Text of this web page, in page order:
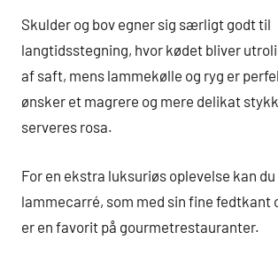
Skulder og bov egner sig særligt godt til
langtidsstegning, hvor kødet bliver
af saft, mens lammekølle og ryg er
ønsker et magrere og mere delikat
serveres rosa.
For en ekstra luksuriøs oplevelse kan
lammecarré, som med sin fine fedtkant
er en favorit på gourmetrestauranter.